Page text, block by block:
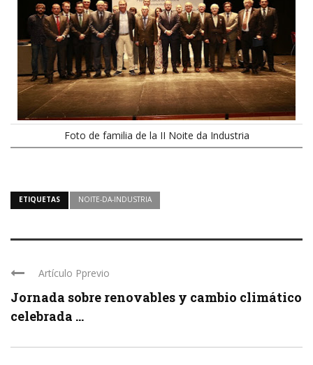
Foto de familia de la II Noite da Industria
ETIQUETAS NOITE-DA-INDUSTRIA
Artículo Pprevio
Jornada sobre renovables y cambio climático
celebrada ...